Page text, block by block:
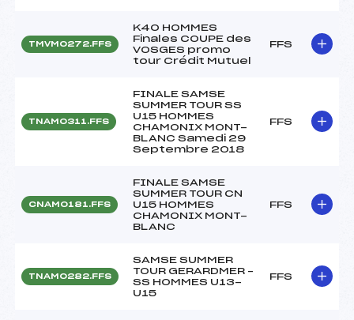
TMVM0272.FFS
K40 HOMMES
Finales COUPE des
VOSGES promo
tour Crédit Mutuel
FFS
TNAM0311.FFS
FINALE SAMSE
SUMMER TOUR SS
U15 HOMMES
CHAMONIX MONT-
BLANC Samedi 29
Septembre 2018
FFS
CNAM0181.FFS
FINALE SAMSE
SUMMER TOUR CN
U15 HOMMES
CHAMONIX MONT-
BLANC
FFS
TNAM0282.FFS
SAMSE SUMMER
TOUR GERARDMER –
SS HOMMES U13-
U15
FFS